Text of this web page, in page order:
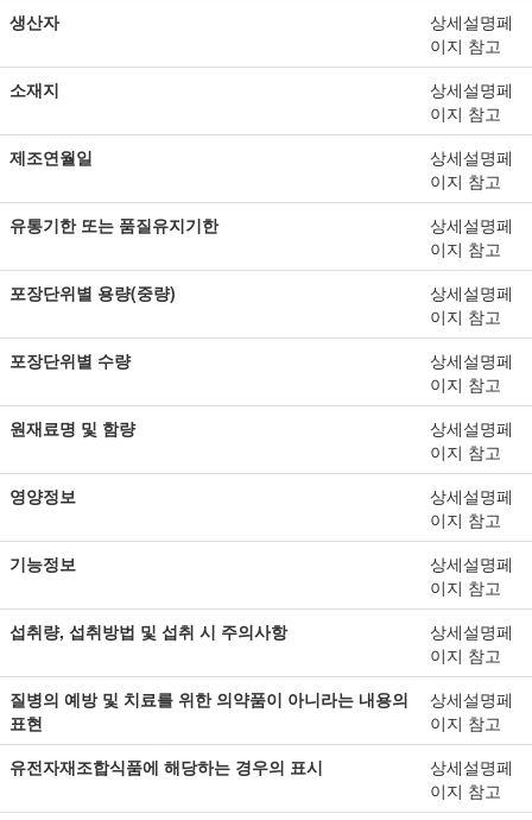
생산자
상세설명페
이지 참고
소재지
상세설명페
이지 참고
제조연월일
상세설명페
이지 참고
유통기한 또는 품질유지기한
상세설명페
이지 참고
포장단위별 용량(중량)
상세설명페
이지 참고
포장단위별 수량
상세설명페
이지 참고
원재료명 및 함량
상세설명페
이지 참고
영양정보
상세설명페
이지 참고
기능정보
상세설명페
이지 참고
섭취량, 섭취방법 및 섭취 시 주의사항
상세설명페
이지 참고
질병의 예방 및 치료를 위한 의약품이 아니라는 내용의
표현
상세설명페
이지 참고
유전자재조합식품에 해당하는 경우의 표시
상세설명페
이지 참고